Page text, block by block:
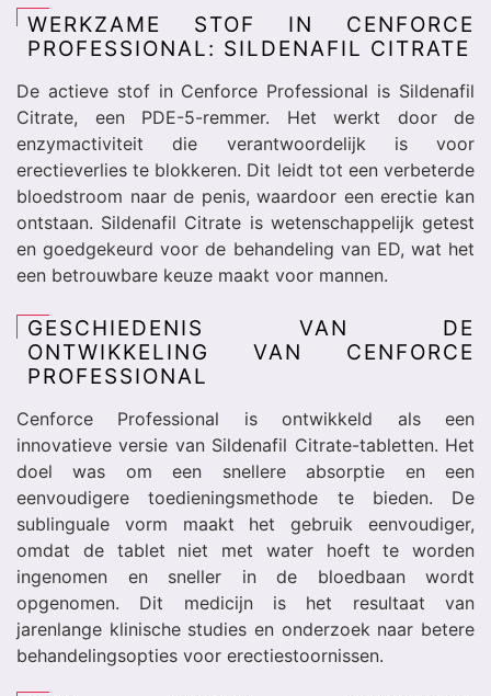
WERKZAME STOF IN CENFORCE
PROFESSIONAL: SILDENAFIL CITRATE
De actieve stof in Cenforce Professional is Sildenafil
Citrate, een PDE-5-remmer. Het werkt door de
enzymactiviteit die verantwoordelijk is voor
erectieverlies te blokkeren. Dit leidt tot een verbeterde
bloedstroom naar de penis, waardoor een erectie kan
ontstaan. Sildenafil Citrate is wetenschappelijk getest
en goedgekeurd voor de behandeling van ED, wat het
een betrouwbare keuze maakt voor mannen.
GESCHIEDENIS VAN DE
ONTWIKKELING VAN CENFORCE
PROFESSIONAL
Cenforce Professional is ontwikkeld als een
innovatieve versie van Sildenafil Citrate-tabletten. Het
doel was om een snellere absorptie en een
eenvoudigere toedieningsmethode te bieden. De
sublinguale vorm maakt het gebruik eenvoudiger,
omdat de tablet niet met water hoeft te worden
ingenomen en sneller in de bloedbaan wordt
opgenomen. Dit medicijn is het resultaat van
jarenlange klinische studies en onderzoek naar betere
behandelingsopties voor erectiestoornissen.